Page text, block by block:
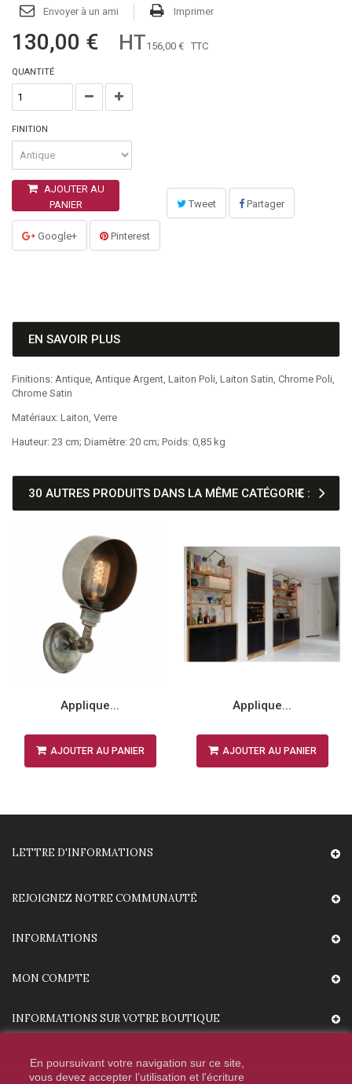
Envoyer à un ami Imprimer
130,00 € HT156,00 € TTC
QUANTITÉ
FINITION
AJOUTER AU
PANIER
Tweet Partager
Google+ Pinterest
EN SAVOIR PLUS
Finitions: Antique, Antique Argent, Laiton Poli, Laiton Satin, Chrome Poli,
Chrome Satin
Matériaux: Laiton, Verre
Hauteur: 23 cm; Diamètre: 20 cm; Poids: 0,85 kg
30 AUTRES PRODUITS DANS LA MÊME CATÉGORIE :
Applique...
AJOUTER AU PANIER
Applique...
AJOUTER AU PANIER
LETTRE D'INFORMATIONS
REJOIGNEZ NOTRE COMMUNAUTÉ
INFORMATIONS
MON COMPTE
INFORMATIONS SUR VOTRE BOUTIQUE
En poursuivant votre navigation sur ce site,
vous devez accepter l’utilisation et l'écriture